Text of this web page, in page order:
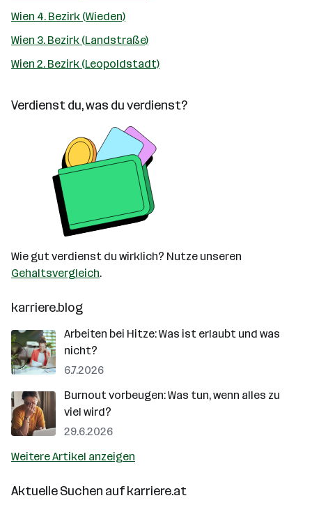
Wien 4. Bezirk (Wieden)
Wien 3. Bezirk (Landstraße)
Wien 2. Bezirk (Leopoldstadt)
Verdienst du, was du verdienst?
Wie gut verdienst du wirklich? Nutze unseren
Gehaltsvergleich.
karriere.blog
Arbeiten bei Hitze: Was ist erlaubt und was
nicht?
6.7.2026
Burnout vorbeugen: Was tun, wenn alles zu
viel wird?
29.6.2026
Weitere Artikel anzeigen
Aktuelle Suchen aufkarriere.at